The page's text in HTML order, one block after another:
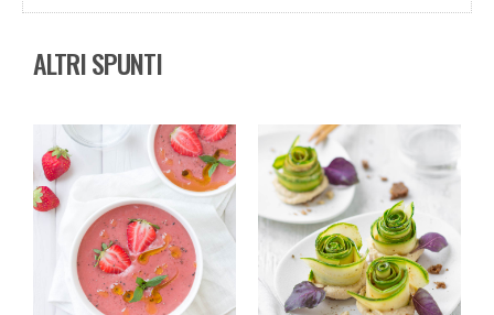
ALTRI SPUNTI